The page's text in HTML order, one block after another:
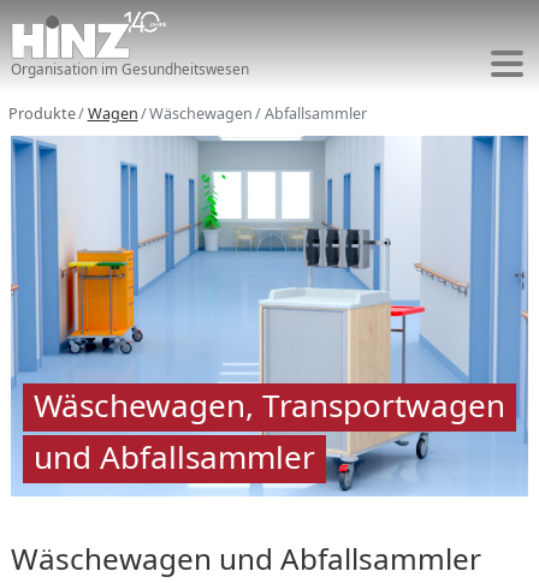
Organisation im Gesundheitswesen
Produkte Wagen Wäschewagen / Abfallsammler
Wäschewagen, Transportwagen
und Abfallsammler
Wäschewagen und Abfallsammler